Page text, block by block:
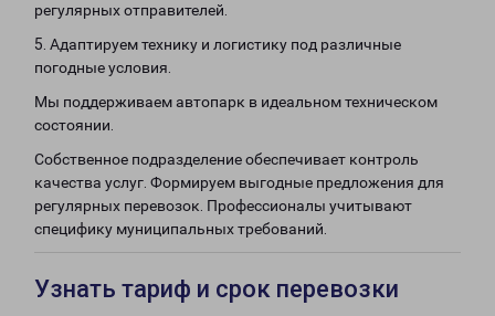
регулярных отправителей.
5. Адаптируем технику и логистику под различные
погодные условия.
Мы поддерживаем автопарк в идеальном техническом
состоянии.
Собственное подразделение обеспечивает контроль
качества услуг. Формируем выгодные предложения для
регулярных перевозок. Профессионалы учитывают
специфику муниципальных требований.
Узнать тариф и срок перевозки